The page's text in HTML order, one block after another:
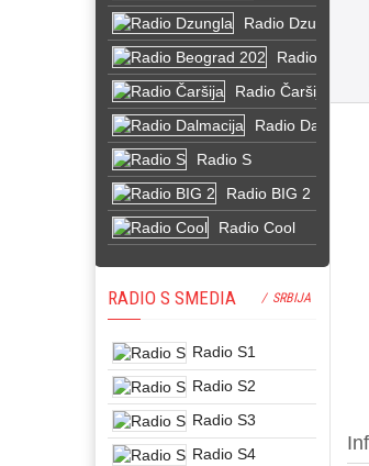
Radio Dzungla
Radio
Radio Čaršija
Radio Dalmacija
Radio S
Radio BIG 2
Radio Cool
RADIO S SMEDIA / SRBIJA
Radio S1
Radio S2
Radio S3
Radio S4